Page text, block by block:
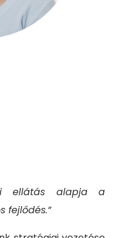
ellátás alapja a
fejlődés.”